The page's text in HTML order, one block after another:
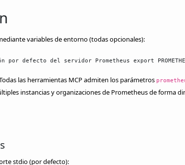
variables de entorno (todas opcionales):
defecto del servidor Prometheus export
las herramientas MCP admiten los parámetros
instancias y organizaciones de Prometheus de forma
stdio (por defecto):